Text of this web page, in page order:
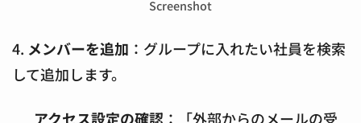
Screenshot
4. メンバーを追加 ：グループに入れたい社員を検索
して追加します。
アクセス設定の確認：「外部からのメールの受